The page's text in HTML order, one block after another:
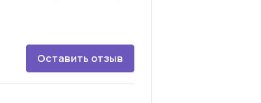
Оставить отзыв